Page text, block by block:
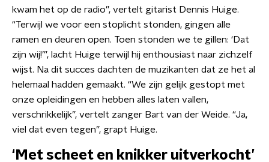
kwam het op de radio”, vertelt gitarist Dennis Huige.
“Terwijl we voor een stoplicht stonden, gingen alle
ramen en deuren open. Toen stonden we te gillen: ‘Dat
zijn wij!’”, lacht Huige terwijl hij enthousiast naar zichzelf
wijst. Na dit succes dachten de muzikanten dat ze het al
helemaal hadden gemaakt. “We zijn gelijk gestopt met
onze opleidingen en hebben alles laten vallen,
verschrikkelijk”, vertelt zanger Bart van der Weide. “Ja,
viel dat even tegen”, grapt Huige.
‘Met scheet en knikker uitverkocht’